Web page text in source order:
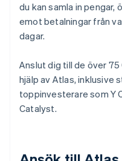
du kan samla in
emot betalningar från
dagar.
Anslut dig till de över
hjälp av Atlas,
toppinvesterare som Y
Catalyst.